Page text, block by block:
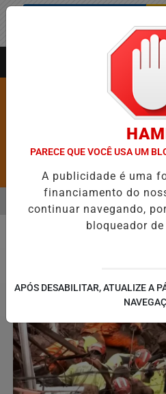
Pesquisar Notícia
EM ALTA
PARECE QUE VOCÊ USA UM
A publicidade é uma
financiamento do
continuar navegando,
bloqueador
APÓS DESABILITAR, ATUALIZE A